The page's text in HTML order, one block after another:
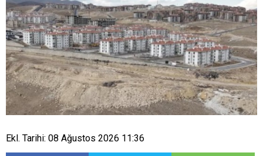
Ekl. Tarihi: 08 Ağustos 2026 11:36